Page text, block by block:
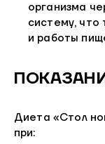
организма
систему, что
и работы
Диета «Стол
при: